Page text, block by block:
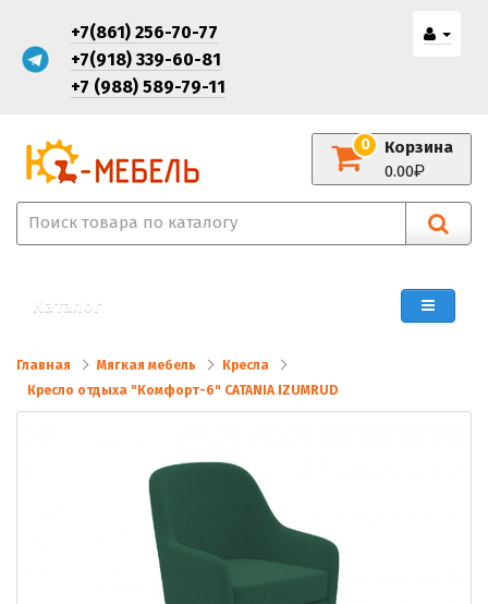
+7(861) 256-70-77
+7(918) 339-60-81
+7 (988) 589-79-11
Корзина
0
0.00
Каталог
Главная Мягкая мебель
Кресла
Кресло отдыха "Комфорт-6" CATANIA IZUMRUD